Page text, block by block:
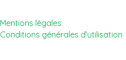
Mentions légales
Conditions générales d’utilisation